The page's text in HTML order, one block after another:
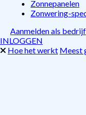
Zonnepanelen
Zonwering-
Aanmelden als bedrijf
INLOGGEN
Hoe het werkt Meest